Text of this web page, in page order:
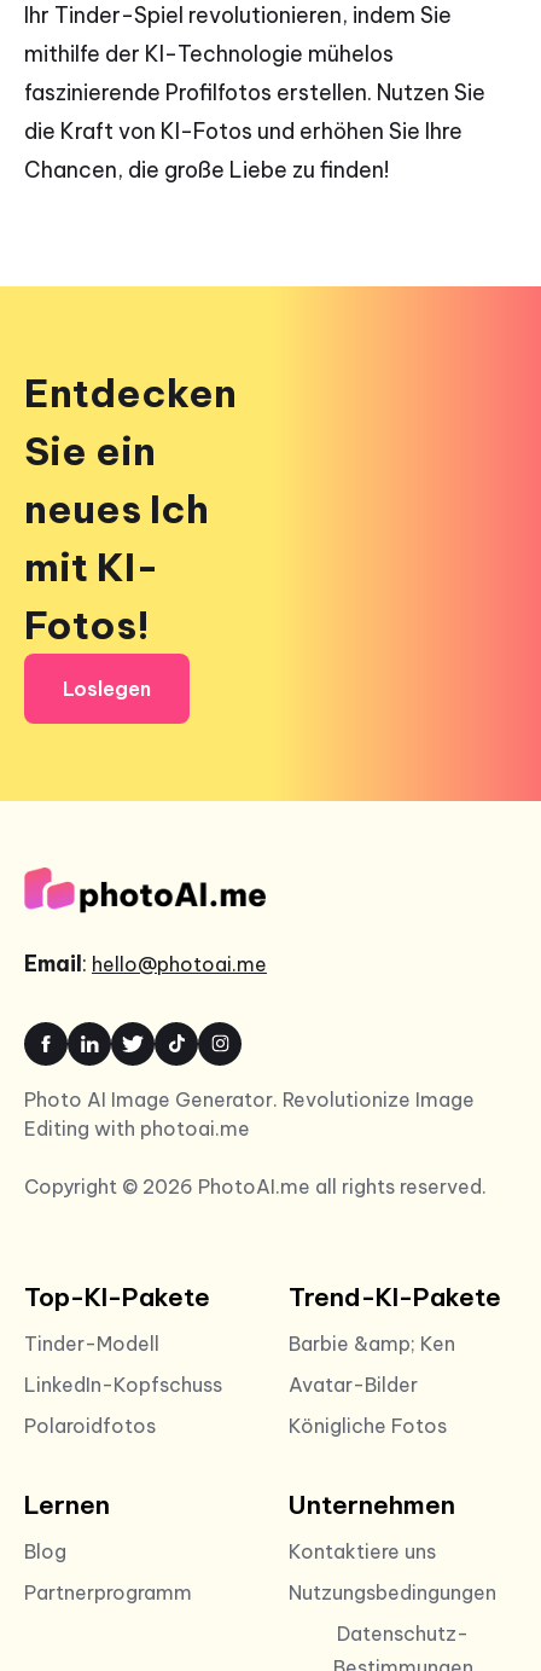
Ihr Tinder-Spiel revolutionieren, indem Sie
mithilfe der KI-Technologie mühelos
faszinierende Profilfotos erstellen. Nutzen Sie
die Kraft von KI-Fotos und erhöhen Sie Ihre
Chancen, die große Liebe zu finden!
Entdecken
Sie ein
neues Ich
mit KI-
Fotos!
Loslegen
Email: hello@photoai.me
Photo AI Image Generator. Revolutionize Image
Editing with photoai.me
Copyright © 2026 PhotoAI.me all rights reserved.
Top-KI-Pakete
Tinder-Modell
LinkedIn-Kopfschuss
Polaroidfotos
Trend-KI-Pakete
Barbie &amp; Ken
Avatar-Bilder
Königliche Fotos
Lernen
Blog
Partnerprogramm
Unternehmen
Kontaktiere uns
Nutzungsbedingungen
Datenschutz-